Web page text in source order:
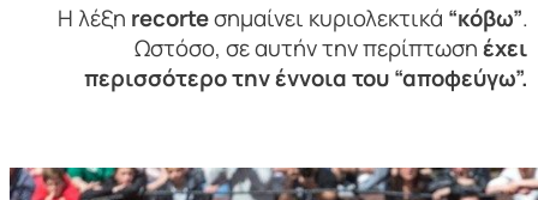
Η λέξη recorteσημαίνει κυριολεκτικά “κόβω”.
Ωστόσο, σε αυτήν την περίπτωσηέχει
περισσότερο την έννοια του “αποφεύγω”.